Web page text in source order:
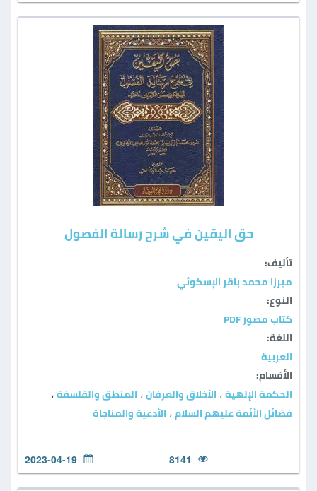
حق اليقين في شرح رسالة الفصول
تأليف:
ميرزا محمد باقر الإسكوئي
النوع:
كتاب مصور PDF
اللغة:
العربية
الأقسام:
الحكمة الإلهية ، الأخلاق والعرفان ، المنطق والفلسفة ،
فضائل الأئمة عليهم السلام ، الأدعية والمناجاة
8141
2023-04-19